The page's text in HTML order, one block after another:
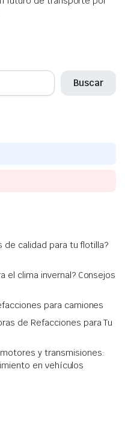
Buscar
de calidad para tu flotilla?
el clima invernal? Consejos
para camiones
de Refacciones para Tu
y transmisiones:
en vehículos